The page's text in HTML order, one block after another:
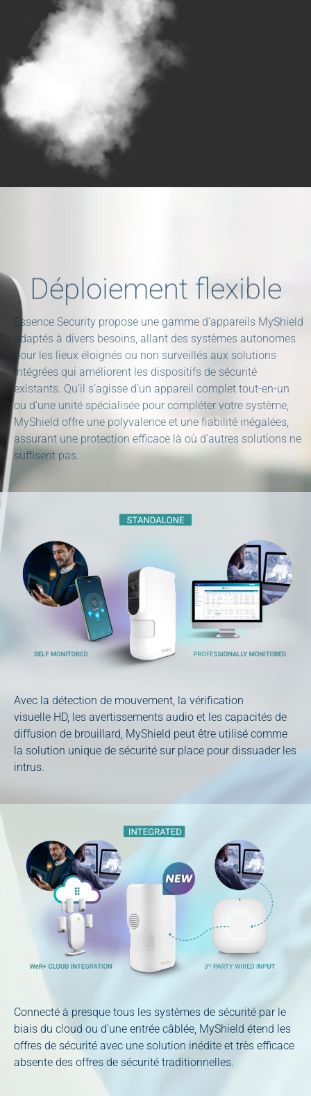
Déploiement flexible
Essence Security propose une gamme d’appareils MyShield
adaptés à divers besoins, allant des systèmes autonomes
pour les lieux éloignés ou non surveillés aux solutions
intégrées qui améliorent les dispositifs de sécurité
existants. Qu’il s’agisse d’un appareil complet tout-en-un
ou d’une unité spécialisée pour compléter votre système,
MyShield offre une polyvalence et une fiabilité inégalées,
assurant une protection efficace là où d’autres solutions ne
suffisent pas.
Avec la détection de mouvement, la vérification
visuelle HD, les avertissements audio et les capacités de
diffusion de brouillard, MyShield peut être utilisé comme
la solution unique de sécurité sur place pour dissuader les
intrus.
Connecté à presque tous les systèmes de sécurité par le
biais du cloud ou d’une entrée câblée, MyShield étend les
offres de sécurité avec une solution inédite et très efficace
absente des offres de sécurité traditionnelles.